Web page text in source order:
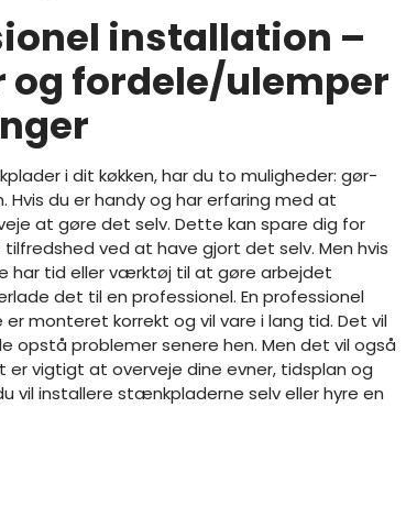
installation –
fordele/ulemper
i dit køkken, har du to muligheder: gør-
du er handy og har erfaring med at
at gøre det selv. Dette kan spare dig for
ved at have gjort det selv. Men hvis
har tid eller værktøj til at gøre arbejdet
det til en professionel. En professionel
monteret korrekt og vil vare i lang tid. Det vil
opstå problemer senere hen. Men det vil også
vigtigt at overveje dine evner, tidsplan og
vil installere stænkpladerne selv eller hyre en